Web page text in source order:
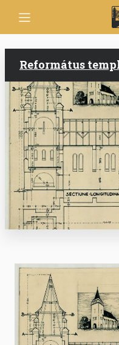
Református